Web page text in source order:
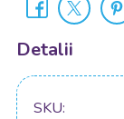
Detalii
SKU